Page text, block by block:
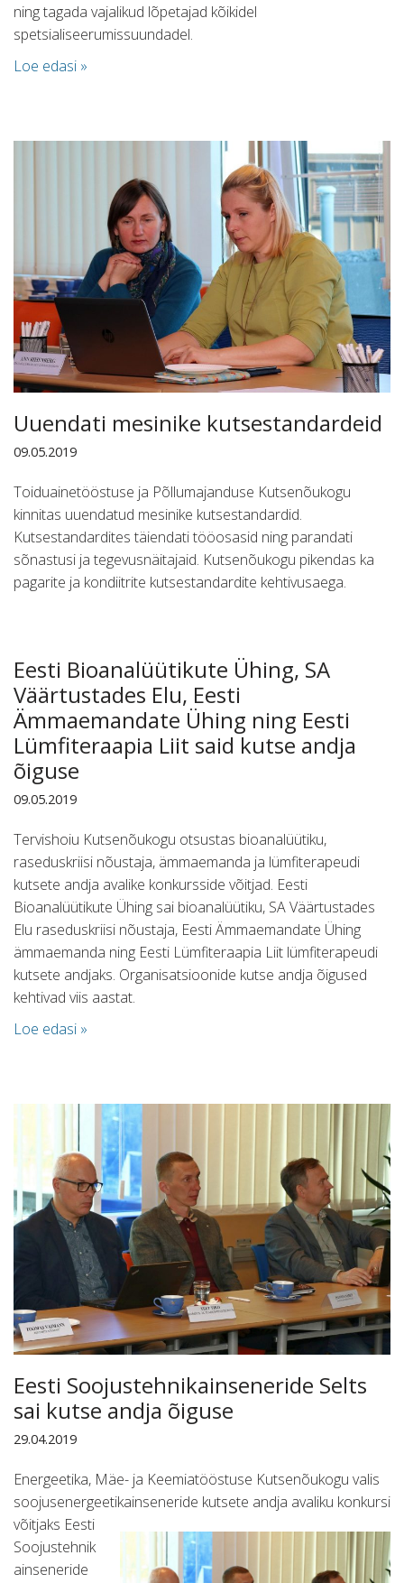
ning tagada vajalikud lõpetajad kõikidel
spetsialiseerumissuundadel.
Loe edasi »
Uuendati mesinike kutsestandardeid
09.05.2019
Toiduainetööstuse ja Põllumajanduse Kutsenõukogu
kinnitas uuendatud mesinike kutsestandardid.
Kutsestandardites täiendati tööosasid ning parandati
sõnastusi ja tegevusnäitajaid. Kutsenõukogu pikendas ka
pagarite ja kondiitrite kutsestandardite kehtivusaega.
Eesti Bioanalüütikute Ühing, SA
Väärtustades Elu, Eesti
Ämmaemandate Ühing ning Eesti
Lümfiteraapia Liit said kutse andja
õiguse
09.05.2019
Tervishoiu Kutsenõukogu otsustas bioanalüütiku,
raseduskriisi nõustaja, ämmaemanda ja lümfiterapeudi
kutsete andja avalike konkursside võitjad. Eesti
Bioanalüütikute Ühing sai bioanalüütiku, SA Väärtustades
Elu raseduskriisi nõustaja, Eesti Ämmaemandate Ühing
ämmaemanda ning Eesti Lümfiteraapia Liit lümfiterapeudi
kutsete andjaks. Organisatsioonide kutse andja õigused
kehtivad viis aastat.
Loe edasi »
Eesti Soojustehnikainseneride Selts
sai kutse andja õiguse
29.04.2019
Energeetika, Mäe- ja Keemiatööstuse Kutsenõukogu valis
soojusenergeetikainseneride kutsete andja avaliku konkursi
võitjaks Eesti
Soojustehnik
ainseneride